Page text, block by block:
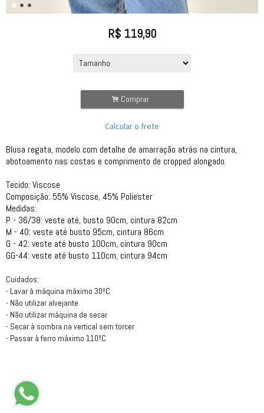
R$ 119,90
. Comprar
Calcular o frete
Blusa regata, modelo com detalhe de amarração atrás na cintura,
abotoamento nas costas e comprimento de cropped alongado.
Tecido: Viscose
Composição: 55% Viscose, 45% Poliester
Medidas:
P - 36/38: veste até, busto 90cm, cintura 82cm
M - 40: veste até busto 95cm, cintura 86cm
G - 42: veste até busto 100cm, cintura 90cm
GG-44: veste até busto 110cm, cintura 94cm
Cuidados:
- Lavar à máquina máximo 30ºC
- Não utilizar alvejante
- Não utilizar máquina de secar
- Secar à sombra na vertical sem torcer
- Passar à ferro máximo 110ºC